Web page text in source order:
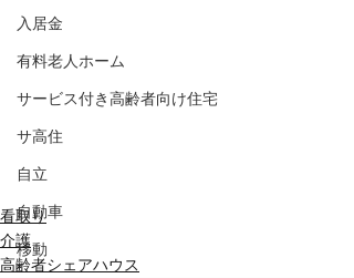
入居金
有料老人ホーム
サービス付き高齢者向け住宅
サ高住
自立
自動車
移動
看取り
介護
高齢者シェアハウス